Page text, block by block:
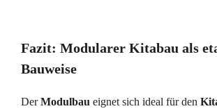
Fazit: Modularer Kitabau als
Bauweise
DerModulbau eignet sich ideal für den